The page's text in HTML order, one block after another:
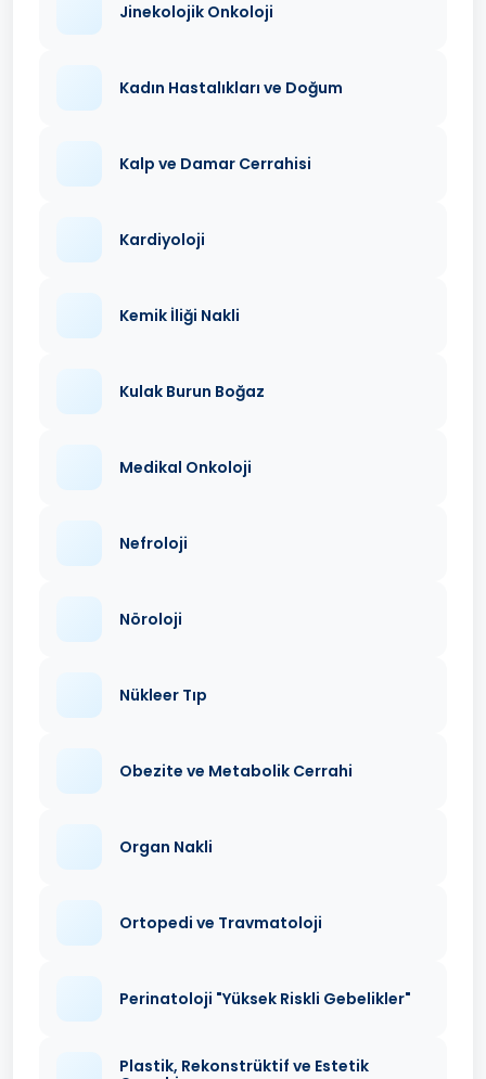
Jinekolojik Onkoloji
Kadın Hastalıkları ve Doğum
Kalp ve Damar Cerrahisi
Kardiyoloji
Kemik İliği Nakli
Kulak Burun Boğaz
Medikal Onkoloji
Nefroloji
Nöroloji
Nükleer Tıp
Obezite ve Metabolik Cerrahi
Organ Nakli
Ortopedi ve Travmatoloji
Perinatoloji "Yüksek Riskli Gebelikler"
Plastik, Rekonstrüktif ve Estetik